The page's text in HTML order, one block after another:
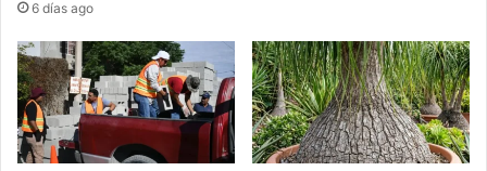
6 días ago